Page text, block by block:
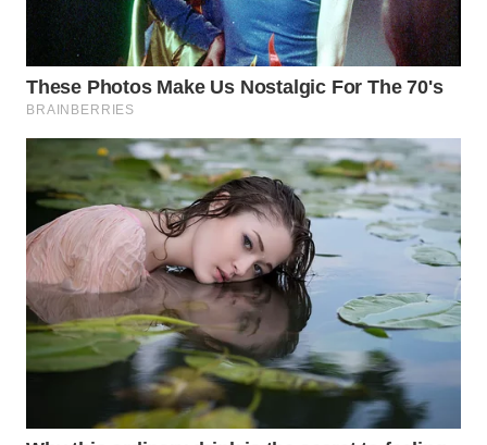
WN
TAPANULI
SELATAN
WN
TANJUNG
LESUNG
WN
KARO
WN
SIMALUNGUN
LABUHANBATU